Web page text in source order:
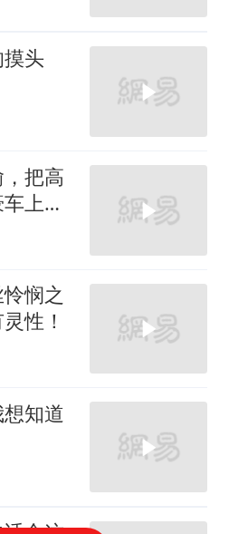
头
把高
上，
悯之
性！
知道